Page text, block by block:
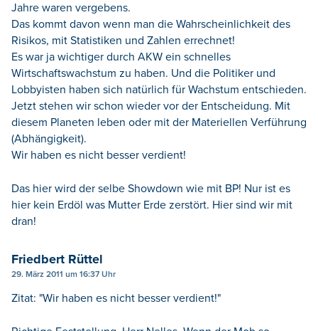
Jahre waren vergebens.
Das kommt davon wenn man die Wahrscheinlichkeit des
Risikos, mit Statistiken und Zahlen errechnet!
Es war ja wichtiger durch AKW ein schnelles
Wirtschaftswachstum zu haben. Und die Politiker und
Lobbyisten haben sich natürlich für Wachstum entschieden.
Jetzt stehen wir schon wieder vor der Entscheidung. Mit
diesem Planeten leben oder mit der Materiellen Verführung
(Abhängigkeit).
Wir haben es nicht besser verdient!
Das hier wird der selbe Showdown wie mit BP! Nur ist es
hier kein Erdöl was Mutter Erde zerstört. Hier sind wir mit
dran!
Friedbert Rüttel
29. März 2011 um 16:37 Uhr
Zitat: "Wir haben es nicht besser verdient!"